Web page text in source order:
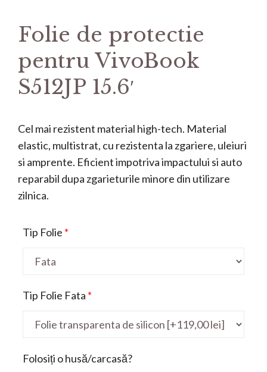
Folie de protectie
pentru VivoBook
S512JP 15.6′
Cel mai rezistent material high-tech. Material
elastic, multistrat, cu rezistenta la zgariere, uleiuri
si amprente. Eficient impotriva impactului si auto
reparabil dupa zgarieturile minore din utilizare
zilnica.
Tip Folie *
Tip Folie Fata *
Folosiți o husă/carcasă?